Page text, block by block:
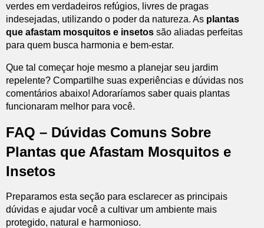
verdes em verdadeiros refúgios, livres de pragas
indesejadas, utilizando o poder da natureza. As plantas
que afastam mosquitos e insetos são aliadas perfeitas
para quem busca harmonia e bem-estar.
Que tal começar hoje mesmo a planejar seu jardim
repelente? Compartilhe suas experiências e dúvidas nos
comentários abaixo! Adoraríamos saber quais plantas
funcionaram melhor para você.
FAQ – Dúvidas Comuns Sobre
Plantas que Afastam Mosquitos e
Insetos
Preparamos esta seção para esclarecer as principais
dúvidas e ajudar você a cultivar um ambiente mais
protegido, natural e harmonioso.